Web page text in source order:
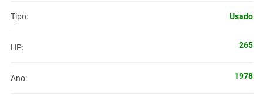
Tipo: Usado
HP: 265
Ano: 1978